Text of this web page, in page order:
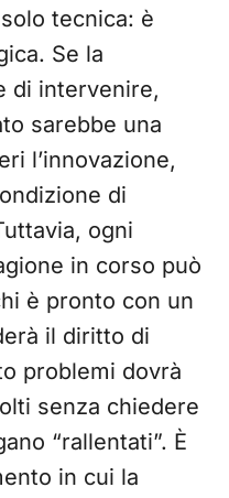
tecnica: è
Se la
di intervenire,
sarebbe una
l’innovazione,
di
ogni
in corso può
è pronto con un
il diritto di
problemi dovrà
senza chiedere
“rallentati”. È
in cui la